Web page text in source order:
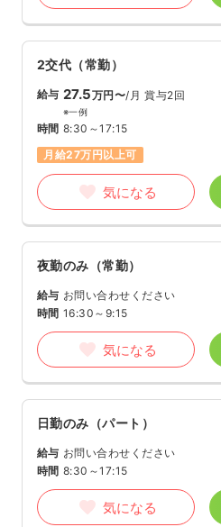
2交代（常勤）
給与 27.5万円〜/月 賞与2回
※一例
時間 8:30～17:15
月給27万円以上可
気になる
夜勤のみ（常勤）
給与 お問い合わせください
時間 16:30～9:15
気になる
日勤のみ（パート）
給与 お問い合わせください
時間 8:30～17:15
気になる